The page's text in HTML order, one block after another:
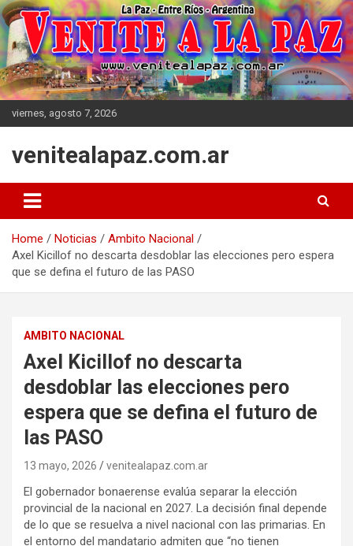
Skip
to
content
viernes, agosto 7, 2026
venitealapaz.com.ar
Home Noticias
Ambito Nacional
Axel Kicillof no descarta desdoblar las elecciones pero espera
que se defina el futuro de las PASO
AMBITO NACIONAL
Axel Kicillof no descarta
desdoblar las elecciones pero
espera que se defina el futuro de
las PASO
13 mayo, 2026 venitealapaz.com.ar
El gobernador bonaerense evalúa separar la elección
provincial de la nacional en 2027. La decisión final depende
de lo que se resuelva a nivel nacional con las primarias. En
el entorno del mandatario admiten que “no tienen